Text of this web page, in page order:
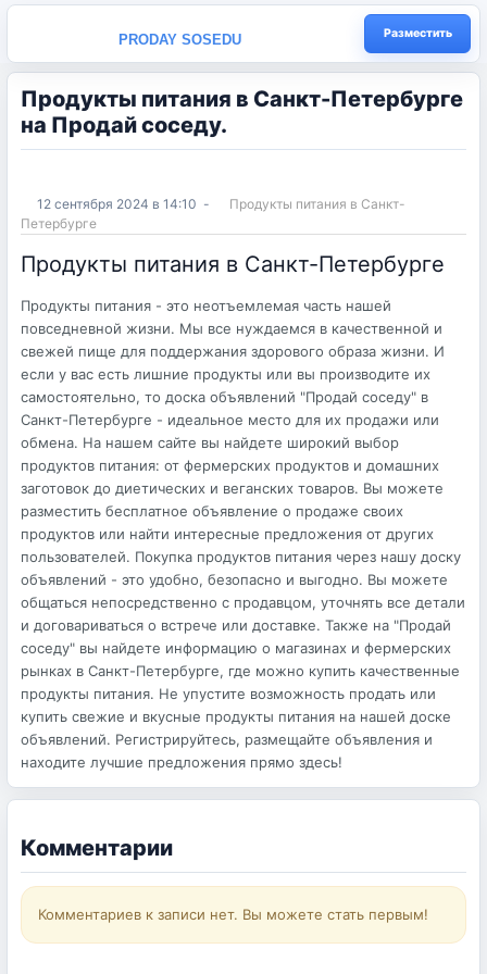
PRODAY SOSEDU Разместить
Продукты питания в Санкт-Петербургe
на Продай соседу.
12 сентября 2024 в 14:10 -
Продукты питания в Санкт-
Петербургe
Продукты питания в Санкт-Петербургe
Продукты питания - это неотъемлемая часть нашей
повседневной жизни. Мы все нуждаемся в качественной и
свежей пище для поддержания здорового образа жизни. И
если у вас есть лишние продукты или вы производите их
самостоятельно, то доска объявлений "Продай соседу" в
Санкт-Петербурге - идеальное место для их продажи или
обмена. На нашем сайте вы найдете широкий выбор
продуктов питания: от фермерских продуктов и домашних
заготовок до диетических и веганских товаров. Вы можете
разместить бесплатное объявление о продаже своих
продуктов или найти интересные предложения от других
пользователей. Покупка продуктов питания через нашу доску
объявлений - это удобно, безопасно и выгодно. Вы можете
общаться непосредственно с продавцом, уточнять все детали
и договариваться о встрече или доставке. Также на "Продай
соседу" вы найдете информацию о магазинах и фермерских
рынках в Санкт-Петербурге, где можно купить качественные
продукты питания. Не упустите возможность продать или
купить свежие и вкусные продукты питания на нашей доске
объявлений. Регистрируйтесь, размещайте объявления и
находите лучшие предложения прямо здесь!
Комментарии
Комментариев к записи нет. Вы можете стать первым!